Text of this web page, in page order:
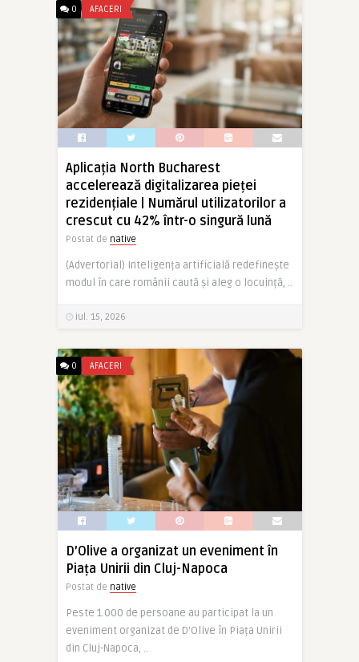
0 AFACERI
Aplicația North Bucharest
accelerează digitalizarea pieței
rezidențiale | Numărul utilizatorilor a
crescut cu 42% într-o singură lună
Postat de native
(Advertorial) Inteligența artificială redefinește
modul în care românii caută și aleg o locuință, ..
iul. 15, 2026
0 AFACERI
D’Olive a organizat un eveniment în
Piața Unirii din Cluj-Napoca
Postat de native
Peste 1.000 de persoane au participat la un
eveniment organizat de D’Olive în Piața Unirii
din Cluj-Napoca, ..